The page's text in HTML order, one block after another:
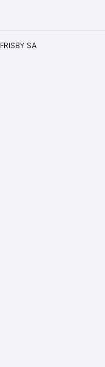
FRISBY SA